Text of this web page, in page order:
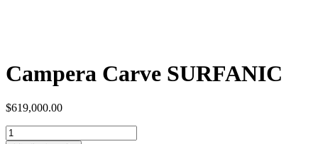
Campera Carve SURFANIC
$619,000.00
Campera